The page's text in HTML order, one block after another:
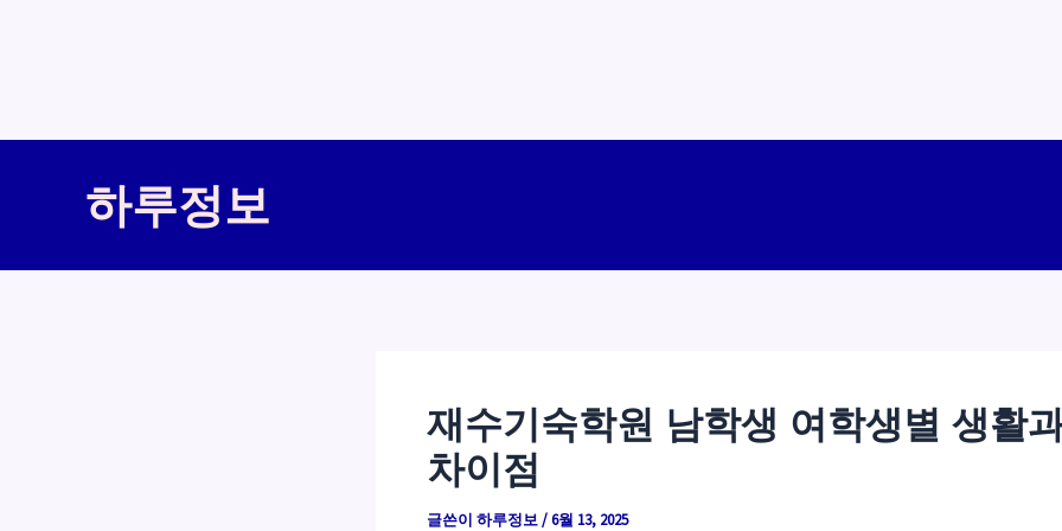
하루정보
재수기숙학원 남학생 여학생별 생활
차이점
글쓴이 하루정보/6월 13, 2025